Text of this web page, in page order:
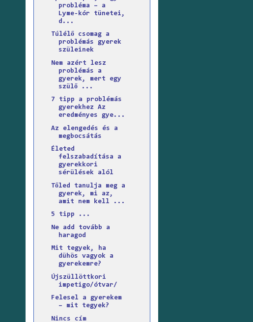
probléma – a
Lyme-kór tünetei,
d...
Túlélő csomag a
problémás gyerek
szüleinek
Nem azért lesz
problémás a
gyerek, mert egy
szülő ...
7 tipp a problémás
gyerekhez Az
eredményes gye...
Az elengedés és a
megbocsátás
Életed
felszabadítása a
gyerekkori
sérülések alól
Tőled tanulja meg a
gyerek, mi az,
amit nem kell ...
5 tipp ...
Ne add tovább a
haragod
Mit tegyek, ha
dühös vagyok a
gyerekemre?
Újszüllöttkori
impetigo/ótvar/
Felesel a gyerekem
– mit tegyek?
Nincs cím